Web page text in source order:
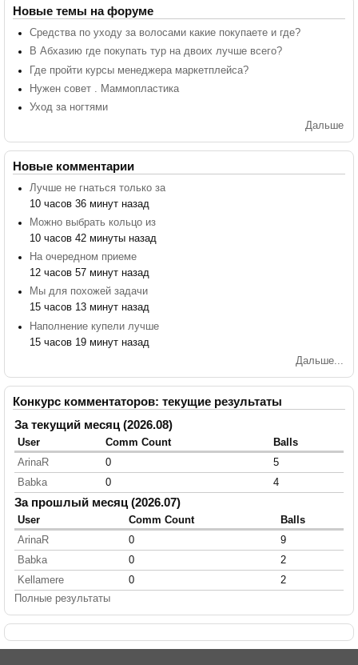
Новые темы на форуме
Средства по уходу за волосами какие покупаете и где?
В Абхазию где покупать тур на двоих лучше всего?
Где пройти курсы менеджера маркетплейса?
Нужен совет . Маммопластика
Уход за ногтями
Дальше
Новые комментарии
Лучше не гнаться только за
10 часов 36 минут назад
Можно выбрать кольцо из
10 часов 42 минуты назад
На очередном приеме
12 часов 57 минут назад
Мы для похожей задачи
15 часов 13 минут назад
Наполнение купели лучше
15 часов 19 минут назад
Дальше...
Конкурс комментаторов: текущие результаты
За текущий месяц (2026.08)
User Comm Count
Balls
ArinaR
0
5
Babka
0 4
За прошлый месяц (2026.07)
User Comm Count
Balls
ArinaR
0
9
Babka
0
2
Kellamere
0
2
Полные результаты